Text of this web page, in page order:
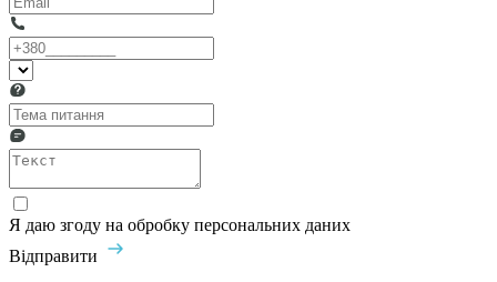
Я даю згоду на обробку персональних даних
Відправити